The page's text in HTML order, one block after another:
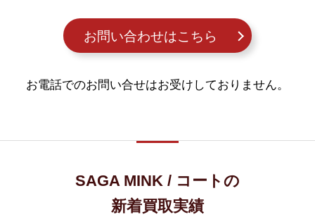
お問い合わせはこちら
お電話でのお問い合せはお受けしておりません。
SAGA MINK / コートの
新着買取実績